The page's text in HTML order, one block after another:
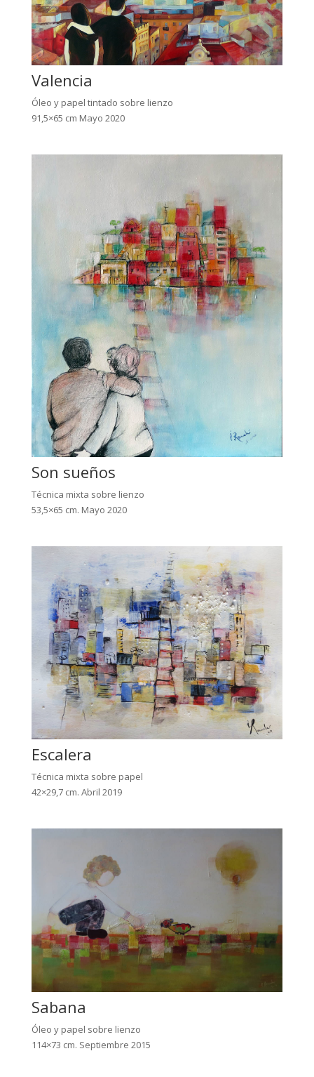
Valencia
Óleo y papel tintado sobre lienzo
91,5×65 cm Mayo 2020
Son sueños
Técnica mixta sobre lienzo
53,5×65 cm. Mayo 2020
Escalera
Técnica mixta sobre papel
42×29,7 cm. Abril 2019
Sabana
Óleo y papel sobre lienzo
114×73 cm. Septiembre 2015